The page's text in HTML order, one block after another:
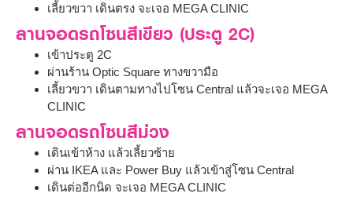
เลี้ยวขวา เดินตรง จะเจอ MEGA CLINIC
ลานจอดรถโซนสีเขียว (ประตู 2C)
เข้าประตู 2C
ผ่านร้าน Optic Square ทางขวามือ
เลี้ยวขวา เดินตามทางไปโซน Central แล้วจะเจอ MEGA
CLINIC
ลานจอดรถโซนสีม่วง
เดินเข้าห้าง แล้วเลี้ยวซ้าย
ผ่าน IKEA และ Power Buy แล้วเข้าสู่โซน Central
เดินต่ออีกนิด จะเจอ MEGA CLINIC